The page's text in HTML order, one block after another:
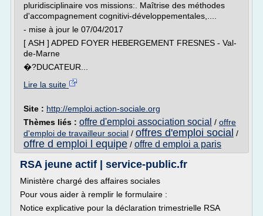
pluridisciplinaire vos missions:. Maîtrise des méthodes
d'accompagnement cognitivi-développementales,....
- mise à jour le 07/04/2017
[ ASH ] ADPED FOYER HEBERGEMENT FRESNES - Val-
de-Marne
�?DUCATEUR...
Lire la suite
Site : http://emploi.action-sociale.org
Thèmes liés : offre d'emploi association social / offre
d'emploi de travailleur social / offres d'emploi social /
offre d emploi l equipe / offre d emploi a paris
RSA jeune actif | service-public.fr
Ministère chargé des affaires sociales
Pour vous aider à remplir le formulaire :
Notice explicative pour la déclaration trimestrielle RSA